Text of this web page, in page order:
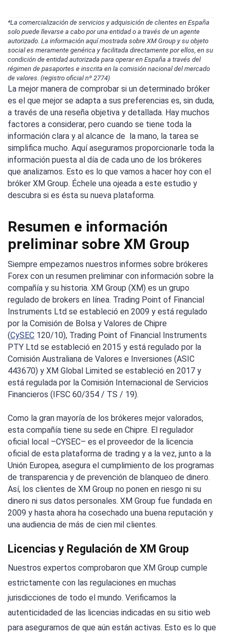
*La comercialización de servicios y adquisición de clientes en España
solo puede llevarse a cabo por una entidad o a través de un agente
autorizado. La información aquí mostrada sobre XM Group y su objeto
social es meramente genérica y facilitada directamente por ellos, en su
condición de entidad autorizada para operar en España a través del
régimen de pasaportes e inscrita en la comisión nacional del mercado
de valores. (registro oficial nº 2774)
La mejor manera de comprobar si un determinado bróker
es el que mejor se adapta a sus preferencias es, sin duda,
a través de una reseña objetiva y detallada. Hay muchos
factores a considerar, pero cuando se tiene toda la
información clara y al alcance de la mano, la tarea se
simplifica mucho. Aquí aseguramos proporcionarle toda la
información puesta al día de cada uno de los brókeres
que analizamos. Esto es lo que vamos a hacer hoy con el
bróker XM Group. Échele una ojeada a este estudio y
descubra si es ésta su nueva plataforma.
Resumen e información
preliminar sobre XM Group
Siempre empezamos nuestros informes sobre brókeres
Forex con un resumen preliminar con información sobre la
compañía y su historia. XM Group (XM) es un grupo
regulado de brokers en línea. Trading Point of Financial
Instruments Ltd se estableció en 2009 y está regulado
por la Comisión de Bolsa y Valores de Chipre
(CySEC 120/10), Trading Point of Financial Instruments
PTY Ltd se estableció en 2015 y está regulado por la
Comisión Australiana de Valores e Inversiones (ASIC
443670) y XM Global Limited se estableció en 2017 y
está regulada por la Comisión Internacional de Servicios
Financieros (IFSC 60/354 / TS / 19).
Como la gran mayoría de los brókeres mejor valorados,
esta compañía tiene su sede en Chipre. El regulador
oficial local –CYSEC– es el proveedor de la licencia
oficial de esta plataforma de trading y a la vez, junto a la
Unión Europea, asegura el cumplimiento de los programas
de transparencia y de prevención de blanqueo de dinero.
Así, los clientes de XM Group no ponen en riesgo ni su
dinero ni sus datos personales. XM Group fue fundada en
2009 y hasta ahora ha cosechado una buena reputación y
una audiencia de más de cien mil clientes.
Licencias y Regulación de XM Group
Nuestros expertos comprobaron que XM Group cumple
estrictamente con las regulaciones en muchas
jurisdicciones de todo el mundo. Verificamos la
autenticidaded de las licencias indicadas en su sitio web
para asegurarnos de que aún están activas. Esto es lo que